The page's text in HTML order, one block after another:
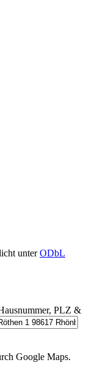
unterODbL
PLZ &
Google Maps.